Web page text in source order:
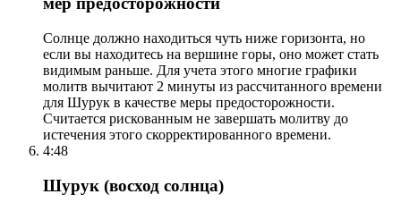
Солнце должно находиться чуть ниже горизонта, но
если вы находитесь на вершине горы, оно может стать
видимым раньше. Для учета этого многие графики
молитв вычитают 2 минуты из рассчитанного времени
для Шурук в качестве меры предосторожности.
Считается рискованным не завершать молитву до
истечения этого скорректированного времени.
4:48
Шурук (восход солнца)